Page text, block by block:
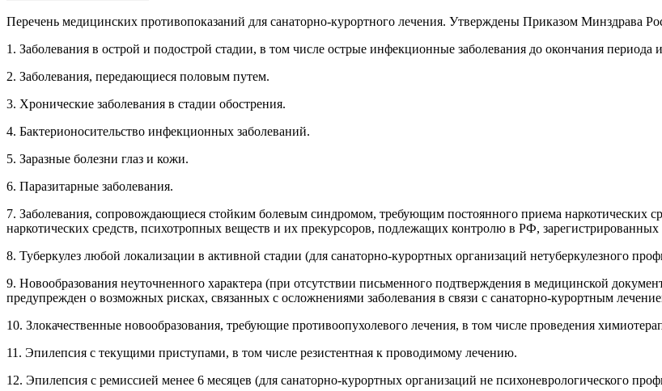
Перечень медицинских противопоказаний для санаторно-курортного лечения. Утверждены Приказом Минздрава
1. Заболевания в острой и подострой стадии, в том числе острые инфекционные заболевания до окончания периода
2. Заболевания, передающиеся половым путем.
3. Хронические заболевания в стадии обострения.
4. Бактерионосительство инфекционных заболеваний.
5. Заразные болезни глаз и кожи.
6. Паразитарные заболевания.
7. Заболевания, сопровождающиеся стойким болевым синдромом, требующим постоянного приема наркотических
наркотических средств, психотропных веществ и их прекурсоров, подлежащих контролю в РФ, зарегистрированных
8. Туберкулез любой локализации в активной стадии (для санаторно-курортных организаций нетуберкулезного
9. Новообразования неуточненного характера (при отсутствии письменного подтверждения в медицинской
предупрежден о возможных рисках, связанных с осложнениями заболевания в связи с санаторно-курортным
10. Злокачественные новообразования, требующие противоопухолевого лечения, в том числе проведения
11. Эпилепсия с текущими приступами, в том числе резистентная к проводимому лечению.
12. Эпилепсия с ремиссией менее 6 месяцев (для санаторно-курортных организаций не психоневрологического